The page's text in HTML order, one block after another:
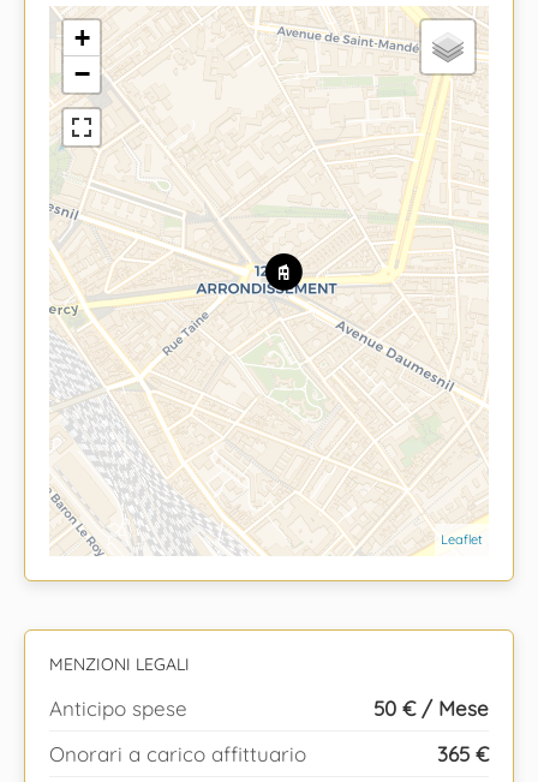
+
−
Leaflet
MENZIONI LEGALI
Anticipo spese
50 € / Mese
Onorari a carico affittuario
365 €